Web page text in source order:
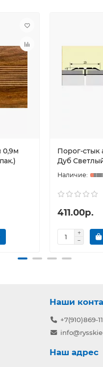
0,9м
Порог-стык
Дуб
411.00р.
Наши
+7(910)869-
Наш адрес